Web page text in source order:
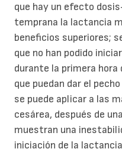
que hay un efecto
temprana la lactancia
beneficios superiores;
que no han podido
durante la primera
que puedan dar el
se puede aplicar a las
cesárea, después de
muestran una
iniciación de la